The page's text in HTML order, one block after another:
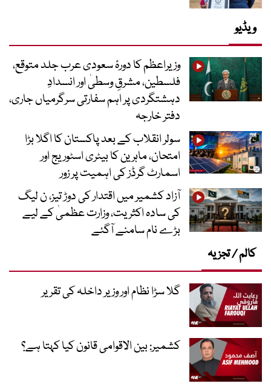
ویڈیو
وزیراعظم کا دورۂ سعودی عرب جلد متوقع،
فلسطین، مشرقِ وسطیٰ اور انسدادِ
دہشتگردی پر اہم سفارتی سرگرمیاں جاری،
دفتر خارجہ
سولر انقلاب کے بعد پاکستان کا اگلا بڑا
امتحان، ماہرین کا بیٹری اسٹوریج اور
اسمارٹ گرڈز کی اہمیت پر زور
آزاد کشمیر میں اقتدار کی دوڑ تیز، ن لیگ
کی سادہ اکثریت، وزارت عظمیٰ کے لیے
بڑے نام سامنے آگئے
کالم / تجزیہ
گلا سڑا نظام اور وزیر داخلہ کی تقریر
کشمیر: بین الاقوامی قانون کیا کہتا ہے؟